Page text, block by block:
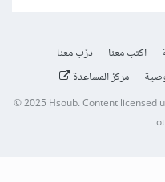
اكتب معنا
درّب معنا
مركز المساعدة
© 2025Hsoub.Content